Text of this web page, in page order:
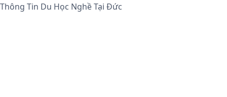
Thông Tin Du Học Nghề Tại Đức